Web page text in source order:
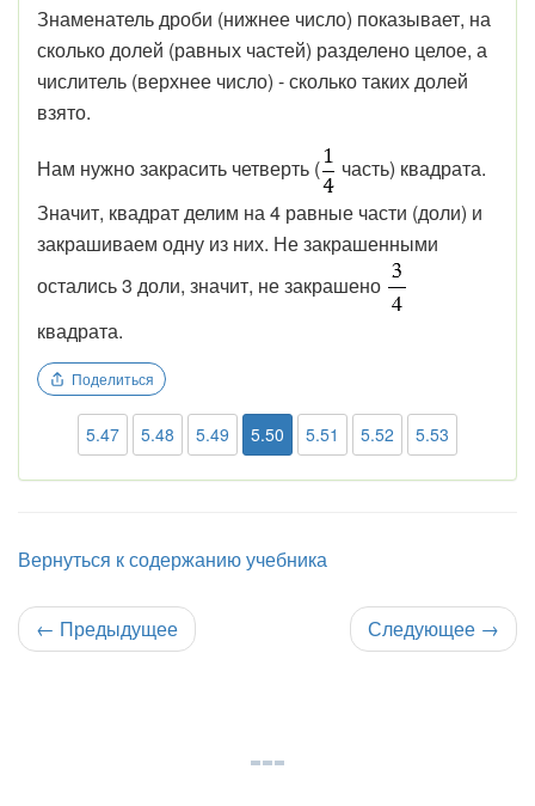
Знаменатель дроби (нижнее число) показывает, на
сколько долей (равных частей) разделено целое, а
числитель (верхнее число) - сколько таких долей
взято.
Нам нужно закрасить четверть (
часть) квадрата.
Значит, квадрат делим на 4 равные части (доли) и
закрашиваем одну из них. Не закрашенными
остались 3 доли, значит, не закрашено
квадрата.
Поделиться
5.47 5.48 5.49 5.50 5.51 5.52 5.53
Вернуться к содержанию учебника
← Предыдущее Следующее →